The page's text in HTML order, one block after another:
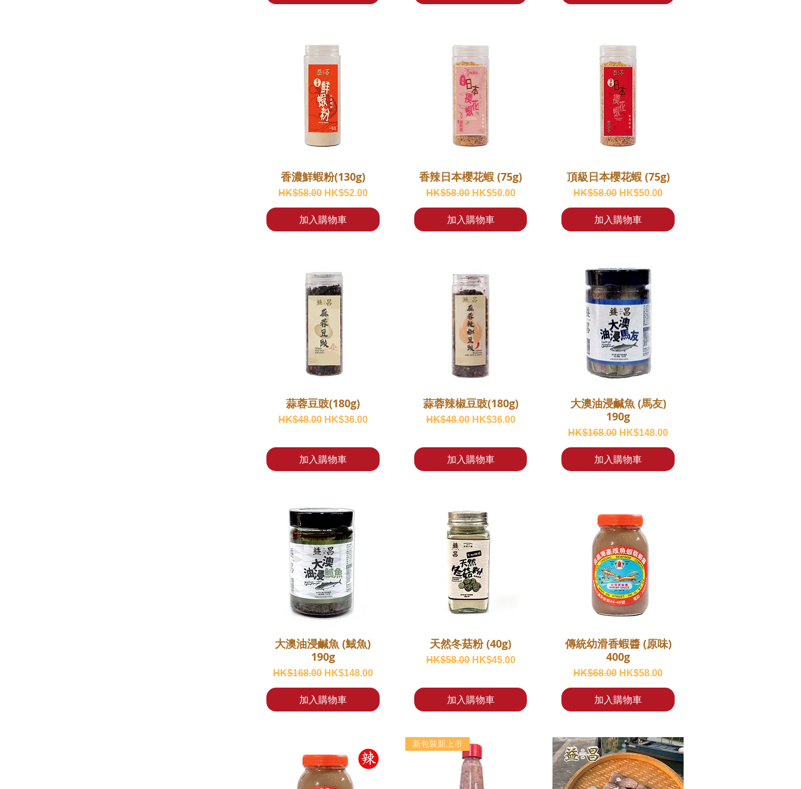
香濃鮮蝦粉(130g)
一般價格
HK$58.00 促銷價格
HK$52.00
加入購物車
香辣日本櫻花蝦 (75g)
一般價格
HK$58.00 促銷價格
HK$50.00
加入購物車
頂級日本櫻花蝦 (75g)
一般價格
HK$58.00 促銷價格
HK$50.00
加入購物車
蒜蓉豆豉(180g)
一般價格
HK$48.00 促銷價格
HK$36.00
加入購物車
蒜蓉辣椒豆豉(180g)
一般價格
HK$48.00 促銷價格
HK$36.00
加入購物車
大澳油浸鹹魚 (馬友)
190g
一般價格
HK$168.00 促銷價格
HK$148.00
加入購物車
大澳油浸鹹魚 (䱛魚)
190g
一般價格
HK$168.00 促銷價格
HK$148.00
加入購物車
天然冬菇粉 (40g)
一般價格
HK$58.00 促銷價格
HK$45.00
加入購物車
傳統幼滑香蝦醬 (原味)
400g
一般價格
HK$68.00 促銷價格
HK$58.00
加入購物車
新包裝新上市